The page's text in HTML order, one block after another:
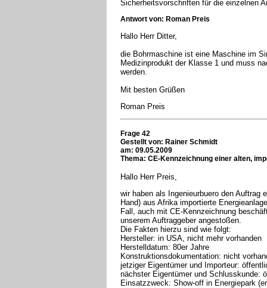
Sicherheitsvorschriften für die einzelnen
Antwort von: Roman Preis
Hallo Herr Ditter,
die Bohrmaschine ist eine Maschine im
Medizinprodukt der Klasse 1 und muss
werden.
Mit besten Grüßen
Roman Preis
Frage 42
Gestellt von: Rainer Schmidt
am: 09.05.2009
Thema: CE-Kennzeichnung einer alten,
Hallo Herr Preis,
wir haben als Ingenieurbuero den Auftrag
Hand) aus Afrika importierte
Fall, auch mit CE-Kennzeichnung
unserem Auftraggeber angestoßen.
Die Fakten hierzu sind wie folgt:
Hersteller: in USA, nicht mehr vorhanden
Herstelldatum: 80er Jahre
Konstruktionsdokumentation: nicht
jetziger Eigentümer und Importeur:
nächster Eigentümer und Schlusskunde:
Einsatzzweck: Show-off in Energiepark